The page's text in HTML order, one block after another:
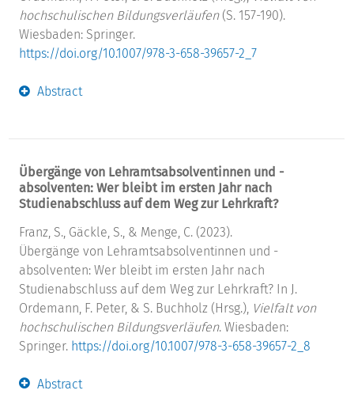
hochschulischen Bildungsverläufen(S. 157-190).
Wiesbaden: Springer.
https://doi.org/10.1007/978-3-658-39657-2_7
Abstract
Übergänge von Lehramtsabsolventinnen und -
absolventen: Wer bleibt im ersten Jahr nach
Studienabschluss auf dem Weg zur Lehrkraft?
Franz, S., Gäckle, S., & Menge, C. (2023).
Übergänge von Lehramtsabsolventinnen und -
absolventen: Wer bleibt im ersten Jahr nach
Studienabschluss auf dem Weg zur Lehrkraft? In J.
Ordemann, F. Peter, & S. Buchholz (Hrsg.), Vielfalt von
hochschulischen Bildungsverläufen. Wiesbaden:
Springer. https://doi.org/10.1007/978-3-658-39657-2_8
Abstract